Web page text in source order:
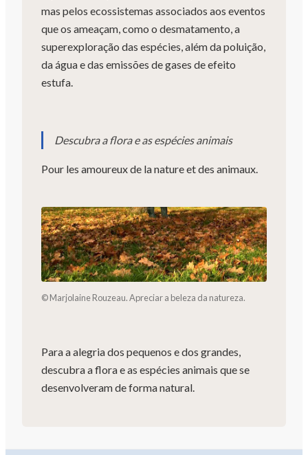
mas pelos ecossistemas associados aos eventos
que os ameaçam, como o desmatamento, a
superexploração das espécies, além da poluição,
da água e das emissões de gases de efeito
estufa.
Descubra a flora e as espécies animais
Pour les amoureux de la nature et des animaux.
© Marjolaine Rouzeau. Apreciar a beleza da natureza.
Para a alegria dos pequenos e dos grandes,
descubra a flora e as espécies animais que se
desenvolveram de forma natural.